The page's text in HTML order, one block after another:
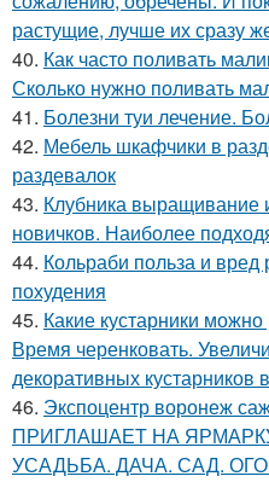
растущие, лучше их сразу
40. Как часто поливать
Сколько нужно поливать
41. Болезни туи лечение.
42. Мебель шкафчики в
раздевалок
43. Клубника выращивание
новичков. Наиболее
44. Кольраби польза и
похудения
45. Какие кустарники
Время черенковать.
декоративных кустарников
46. Экспоцентр воронеж
ПРИГЛАШАЕТ НА
УСАДЬБА. ДАЧА. САД.